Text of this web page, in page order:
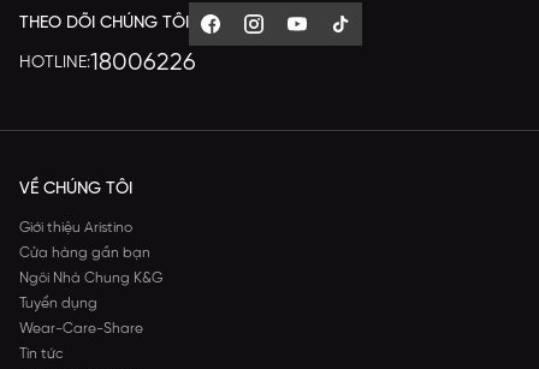
THEO DÕI CHÚNG TÔI
HOTLINE:18006226
VỀ CHÚNG TÔI
Giới thiệu Aristino
Cửa hàng gần bạn
Ngôi Nhà Chung K&G
Tuyển dụng
Wear-Care-Share
Tin tức